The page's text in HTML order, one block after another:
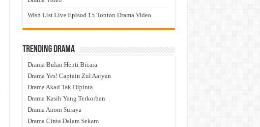
Wish List Live Episod 15 Tonton Drama Video
Trending Drama
Drama Bulan Henti Bicara
Drama Yes! Captain Zul Aaryan
Drama Akad Tak Dipinta
Drama Kasih Yang Terkorban
Drama Anom Suraya
Drama Cinta Dalam Sekam